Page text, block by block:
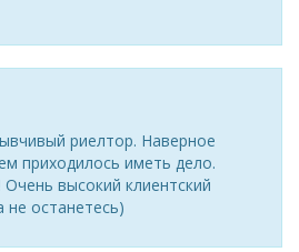
риелтор. Наверное
приходилось иметь дело.
высокий клиентский
не останетесь)